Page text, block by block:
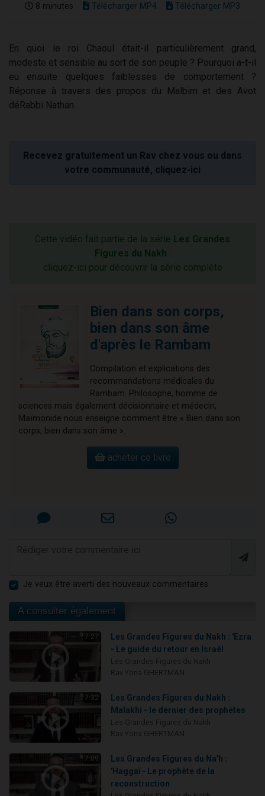
8 minutes Télécharger MP4 Télécharger MP3
En quoi le roi Chaoul était-il particulièrement grand,
modeste et sensible au sort de son peuple ? Pourquoi a-t-il
eu ensuite quelques faiblesses de comportement ?
Réponse à travers des propos du Malbim et des Avot
déRabbi Nathan.
Recevez gratuitement un Rav chez vous ou dans
votre communauté, cliquez-ici
Cette vidéo fait partie de la série Les Grandes
Figures du Nakh :
cliquez-ici pour découvrir la série complète
Bien dans son corps,
bien dans son âme
d'après le Rambam
Compilation et explications des
recommandations médicales du
Rambam. Philosophe, homme de
sciences mais également décisionnaire et médecin,
Maïmonide nous enseigne comment être « Bien dans son
corps, bien dans son âme ».
acheter ce livre
Je veux être averti des nouveaux commentaires
A consulter également
7:27
Les Grandes Figures du Nakh : 'Ezra
- Le guide du retour en Israël
7:32
Les Grandes Figures du Nakh :
Malakhi - le dernier des prophètes
7:09
Les Grandes Figures du Na'h :
'Haggaï - Le prophète de la
reconstruction